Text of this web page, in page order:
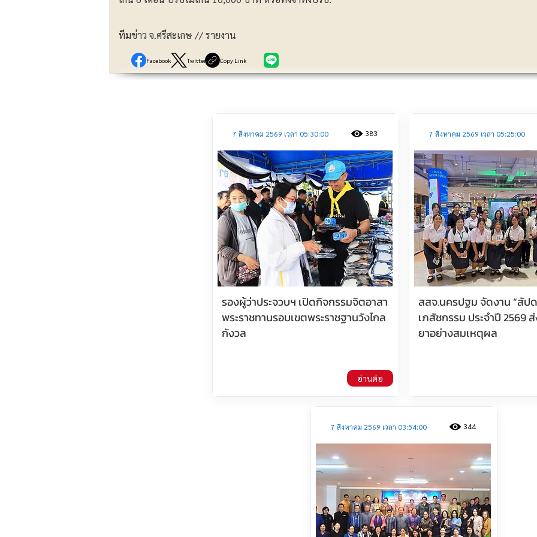
ทีมข่าว จ.ศรีสะเกษ // รายงาน
Facebook Twitter Copy Link
ประชาสัมพันธ์
7 สิงหาคม 2569 เวลา 05:30:00
รองผู้ว่าประจวบฯ เปิดกิจกรรมจิตอาสา
พระราชทานรอบเขตพระราชฐานวังไกล
กังวล
383
อ่านต่อ
7 สิงหาคม 2569 เวลา 05:25:00
สสจ.นครปฐม จัดงาน “สัป
เภสัชกรรม ประจำปี 2569
ยาอย่างสมเหตุผล
7 สิงหาคม 2569 เวลา 03:54:00 344